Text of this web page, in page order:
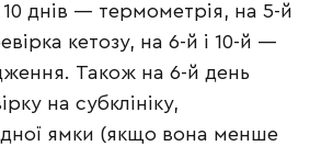
10 днів — термометрія, на 5-й
кетозу, на 6-й і 10-й —
Також на 6-й день
на субклініку,
ямки (якщо вона менше